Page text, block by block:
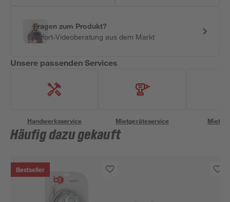
Fragen zum Produkt?
Sofort-Videoberatung aus dem Markt
Unsere passenden Services
Handwerksservice Mietgeräteservice
Häufig dazu gekauft
Bestseller